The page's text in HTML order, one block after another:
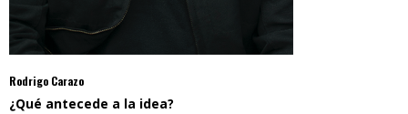
Rodrigo Carazo
¿Qué antecede a la idea?